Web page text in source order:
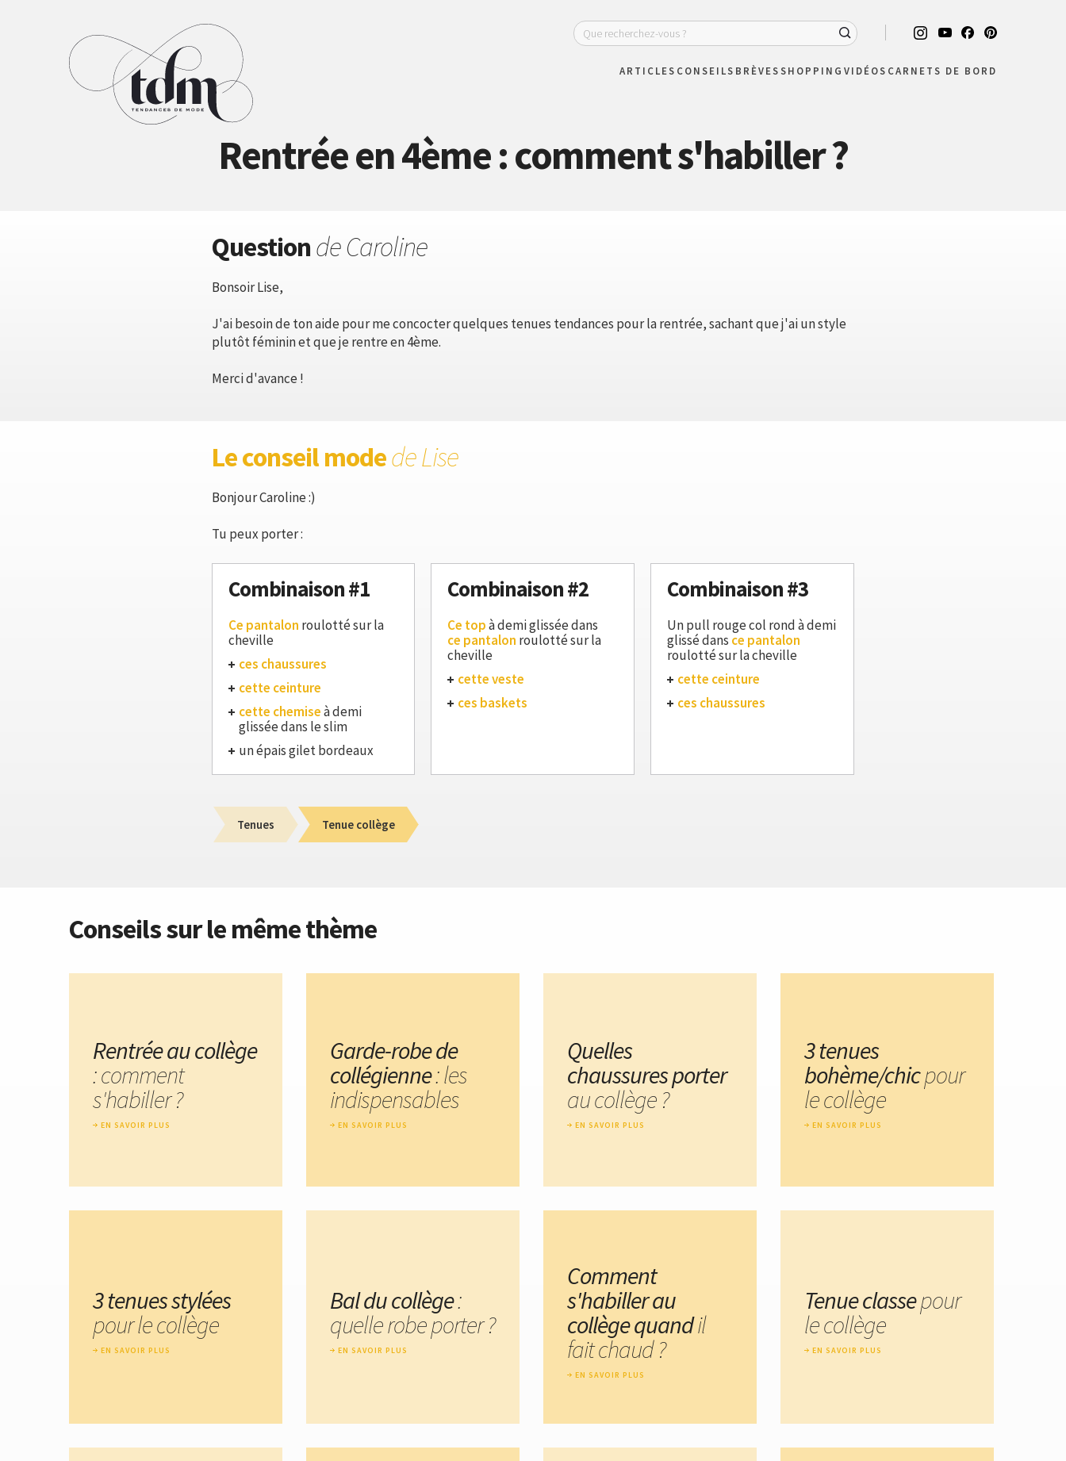
ARTICLES CONSEILS BRÈVESSHOPPING VIDÉOS CARNETS DE BORD
Rentrée en 4ème : comment s'habiller ?
Questionde Caroline
Bonsoir Lise,
J'ai besoin de ton aide pour me concocter quelques tenues tendances pour la rentrée, sachant que j'ai un style
plutôt féminin et que je rentre en 4ème.
Merci d'avance !
Le conseil modede Lise
Bonjour Caroline :)
Tu peux porter :
Combinaison #1
Ce pantalon roulotté sur la
cheville
ces chaussures
cette ceinture
cette chemiseà demi
glissée dans le slim
un épais gilet bordeaux
Combinaison #2
Ce topà demi glissée dans
ce pantalon roulotté sur la
cheville
cette veste
ces baskets
Combinaison #3
Un pull rouge col rond à demi
glissé dans ce pantalon
roulotté sur la cheville
cette ceinture
ces chaussures
Tenues Tenue collège
Conseils sur le même thème
Rentrée au collège
: comment
s'habiller ?
EN SAVOIR PLUS
Garde-robe de
collégienne: les
indispensables
EN SAVOIR PLUS
Quelles
chaussures porter
au collège ?
EN SAVOIR PLUS
3 tenues
bohème/chicpour
le collège
EN SAVOIR PLUS
3 tenues stylées
pour le collège
EN SAVOIR PLUS
Bal du collège:
quelle robe porter ?
EN SAVOIR PLUS
Comment
s'habiller au
collège quandil
fait chaud ?
EN SAVOIR PLUS
Tenue classepour
le collège
EN SAVOIR PLUS